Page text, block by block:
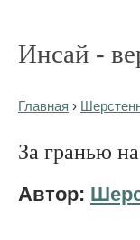
Инсай -
Главная ›
За гранью
Автор: